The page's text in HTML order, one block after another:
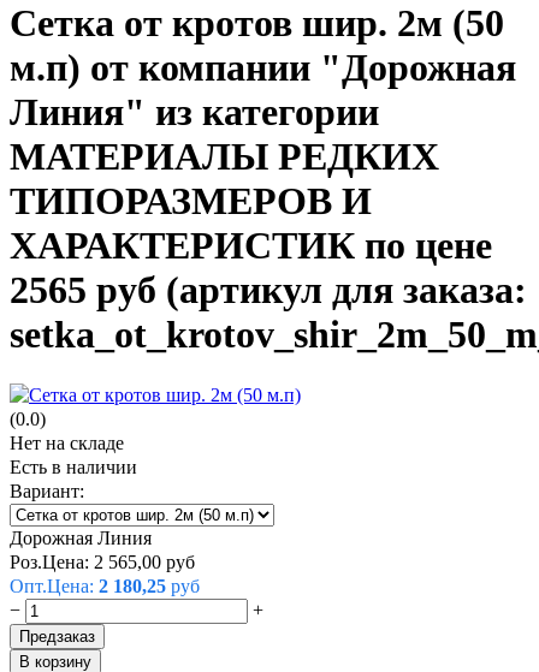
Сетка от кротов шир. 2м (50
м.п) от компании "Дорожная
Линия" из категории
МАТЕРИАЛЫ РЕДКИХ
ТИПОРАЗМЕРОВ И
ХАРАКТЕРИСТИК по цене
2565 руб (артикул для заказа:
(0.0)
Нет на складе
Есть в наличии
Вариант:
Дорожная Линия
Роз.Цена: 2 565,00 руб
Опт.Цена: 2 180,25 руб
− +
Предзаказ
В корзину